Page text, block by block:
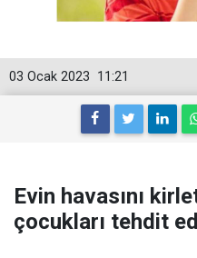
11:21
03 Ocak 2023
Evin havasını
çocukları tehdit